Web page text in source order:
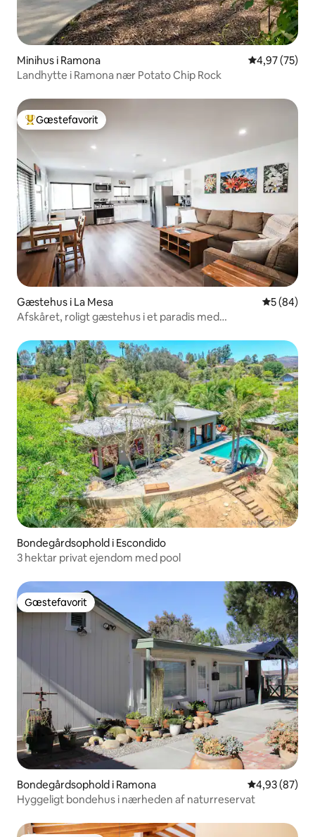
Minihus i Ramona 4,97 ud af 5 i
4,97 (75)
Landhytte i Ramona nær Potato Chip Rock
Bedste gæstefavorit
Gæstefavorit
Gæstehus i La Mesa 5 ud af 5 i
5 (84)
Afskåret, roligt gæstehus i et paradis med
Bondegårdsophold i Escondido
3 hektar privat ejendom med pool
Gæstefavorit
Gæstefavorit
Bondegårdsophold i Ramona 4,93 ud af 5 i
4,93 (87)
Hyggeligt bondehus i nærheden af naturreservat